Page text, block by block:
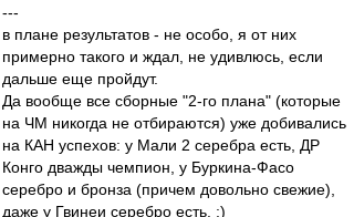
---
в плане результатов - не особо, я от них
примерно такого и ждал, не удивлюсь, если
дальше еще пройдут.
Да вообще все сборные "2-го плана" (которые
на ЧМ никогда не отбираются) уже добивались
на КАН успехов: у Мали 2 серебра есть, ДР
Конго дважды чемпион, у Буркина-Фасо
серебро и бронза (причем довольно свежие),
даже у Гвинеи серебро есть. :)